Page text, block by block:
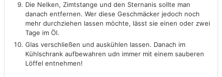
Die Nelken, Zimtstange und den Sternanis sollte man
danach entfernen. Wer diese Geschmäcker jedoch noch
mehr durchziehen lassen möchte, lässt sie einen oder zwei
Tage im Öl.
Glas verschließen und auskühlen lassen. Danach im
Kühlschrank aufbewahren udn immer mit einem sauberen
Löffel entnehmen!